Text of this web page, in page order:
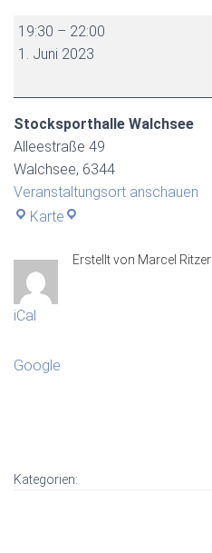
Alpenliga
Heimspiel
-
EV
Walchsee
2
gegen
EV
19:30 – 22:00
1. Juni 2023
Stocksporthalle Walchsee
Alleestraße 49
Walchsee, 6344
Veranstaltungsort anschauen
Karte Stocksporthalle
Erstellt von Marcel Ritzer
iCal
Google
Kategorien: